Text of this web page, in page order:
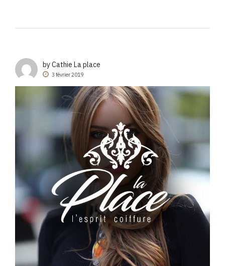
by Cathie La place
3 février 2019